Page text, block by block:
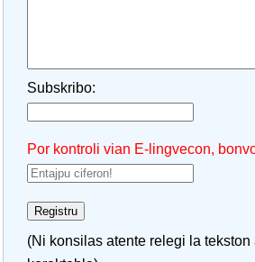
Subskribo:
Por kontroli vian E-lingvecon,
(Ni konsilas atente relegi la